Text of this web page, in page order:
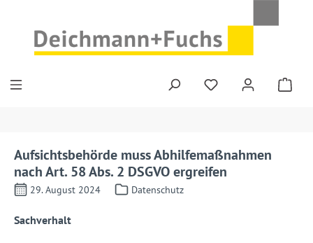
Aufsichtsbehörde muss Abhilfemaßnahmen
nach Art. 58 Abs. 2 DSGVO ergreifen
29. August 2024 Datenschutz
Sachverhalt